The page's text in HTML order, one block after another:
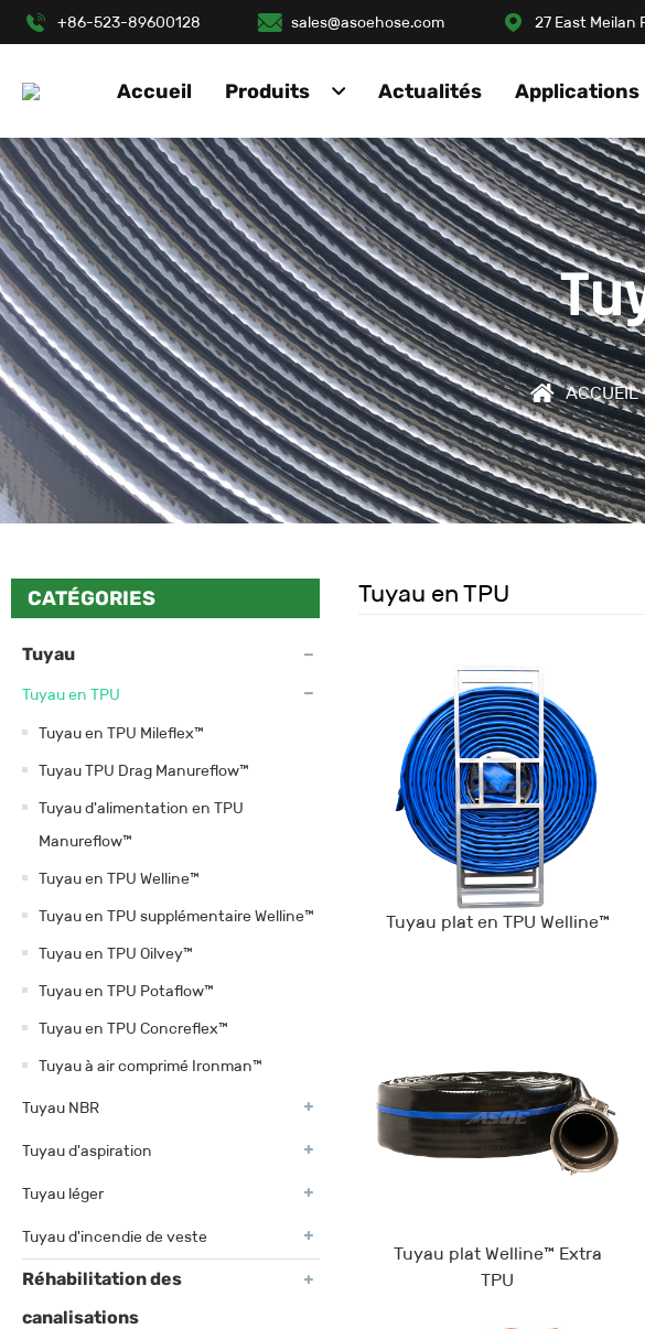
+86-523-89600128 sales@asoehose.com 27 East Meilan
Accueil Produits Actualités Applications
ACCUEIL
CATÉGORIES
Tuyau
Tuyau en TPU
Tuyau en TPU Mileflex™
Tuyau TPU Drag Manureflow™
Tuyau d'alimentation en TPU
Manureflow™
Tuyau en TPU Welline™
Tuyau en TPU supplémentaire Welline™
Tuyau en TPU Oilvey™
Tuyau en TPU Potaflow™
Tuyau en TPU Concreflex™
Tuyau à air comprimé Ironman™
Tuyau NBR
Tuyau d'aspiration
Tuyau léger
Tuyau d'incendie de veste
Réhabilitation des
canalisations
Tuyau en TPU
Tuyau plat en TPU Welline™
Tuyau plat Welline™ Extra
TPU